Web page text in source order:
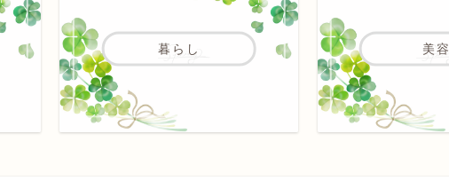
暮らし 美容